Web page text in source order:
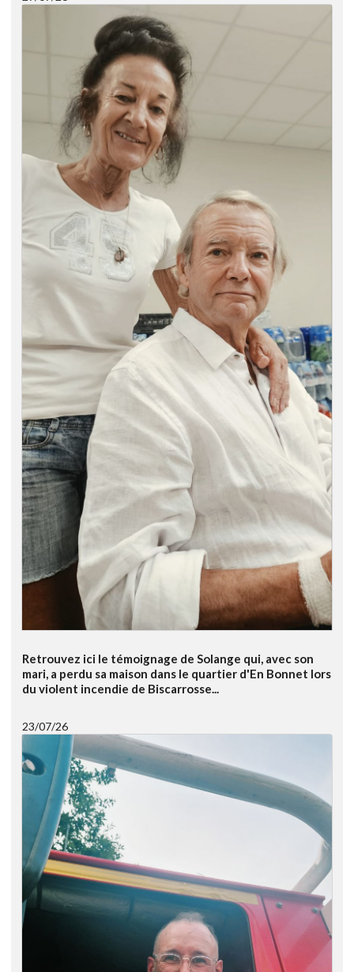
Retrouvez ici le témoignage de Solange qui, avec son
mari, a perdu sa maison dans le quartier d'En Bonnet lors
du violent incendie de Biscarrosse...
23/07/26